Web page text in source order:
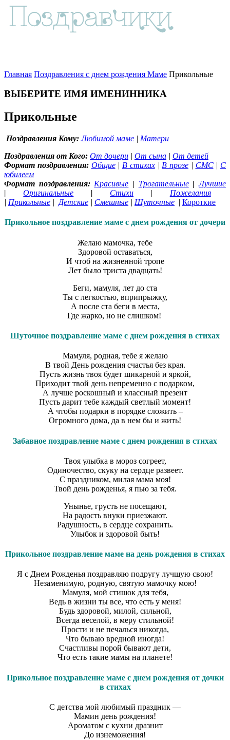
Главная Поздравления с днем рождения Маме Прикольные
ВЫБЕРИТЕ ИМЯ ИМЕНИННИКА
Прикольные
Поздравления Кому: Любимой маме | Матери
Поздравления от Кого: От дочери | От сына | От детей
Формат поздравления: Общие| В стихах| В прозе | СМС| С
юбилеем
Формат поздравления: Красивые | Трогательные|Лучшие
|Оригинальные | Стихи | Пожелания
| Прикольные | Детские | Смешные | Шуточные | Короткие
Прикольное поздравление маме с днем рождения от дочери
Желаю мамочка, тебе
Здоровой оставаться,
И чтоб на жизненной тропе
Лет было триста двадцать!
Беги, мамуля, лет до ста
Ты с легкостью, вприпрыжку,
А после ста беги в места,
Где жарко, но не слишком!
Шуточное поздравление маме с днем рождения в стихах
Мамуля, родная, тебе я желаю
В твой День рождения счастья без края.
Пусть жизнь твоя будет шикарной и яркой,
Приходит твой день непременно с подарком,
А лучше роскошный и классный презент
Пусть дарит тебе каждый светлый момент!
А чтобы подарки в порядке сложить –
Огромного дома, да в нем бы и жить!
Забавное поздравление маме с днем рождения в стихах
Твоя улыбка в мороз согреет,
Одиночество, скуку на сердце развеет.
С праздником, милая мама моя!
Твой день рожденья, я пью за тебя.
Унынье, грусть не посещают,
На радость внуки приезжают.
Радушность, в сердце сохранить.
Улыбок и здоровой быть!
Прикольное поздравление маме на день рождения в стихах
Я с Днем Рожденья поздравляю подругу лучшую свою!
Незаменимую, родную, святую мамочку мою!
Мамуля, мой стишок для тебя,
Ведь в жизни ты все, что есть у меня!
Будь здоровой, милой, сильной,
Всегда веселой, в меру стильной!
Прости и не печалься никогда,
Что бываю вредной иногда!
Счастливы порой бывают дети,
Что есть такие мамы на планете!
Прикольное поздравление маме с днем рождения от дочки
в стихах
С детства мой любимый праздник —
Мамин день рождения!
Ароматом с кухни дразнит
До изнеможения!